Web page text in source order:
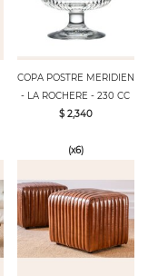
COPA POSTRE MERIDIEN
- LA ROCHERE - 230 CC
$ 2,340
(x6)